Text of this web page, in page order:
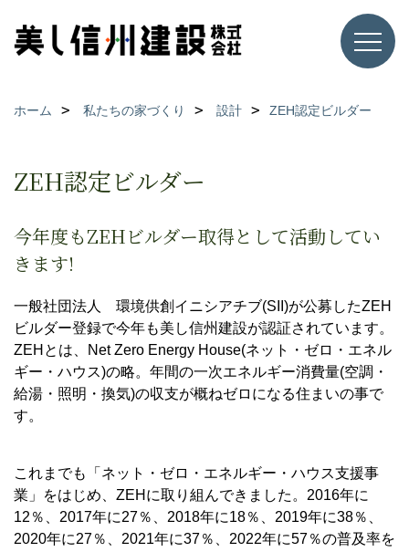
ホーム 私たちの家づくり 設計 ZEH認定ビルダー
ZEH認定ビルダー
今年度もZEHビルダー取得として活動してい
きます!
一般社団法人 環境供創イニシアチブ(SII)が公募したZEH
ビルダー登録で今年も美し信州建設が認証されています。
ZEHとは、Net Zero Energy House(ネット・ゼロ・エネル
ギー・ハウス)の略。年間の一次エネルギー消費量(空調・
給湯・照明・換気)の収支が概ねゼロになる住まいの事で
す。
これまでも「ネット・ゼロ・エネルギー・ハウス支援事
業」をはじめ、ZEHに取り組んできました。2016年に
12％、2017年に27％、2018年に18％、2019年に38％、
2020年に27％、2021年に37％、2022年に57％の普及率を